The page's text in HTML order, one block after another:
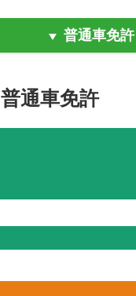
普通車免許
普通車免許